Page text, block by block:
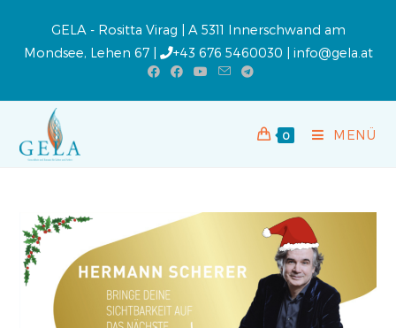
GELA - Rositta Virag | A 5311 Innerschwand am
Mondsee, Lehen 67 |
+43 676 5460030 | info@gela.at
0 MENÜ